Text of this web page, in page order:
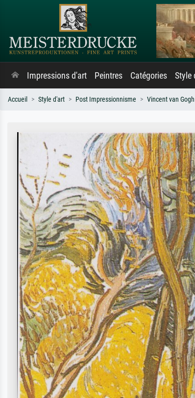
Impressions d'art Peintres Catégories Style
Accueil Style d'art Post Impressionnisme Vincent van Gogh